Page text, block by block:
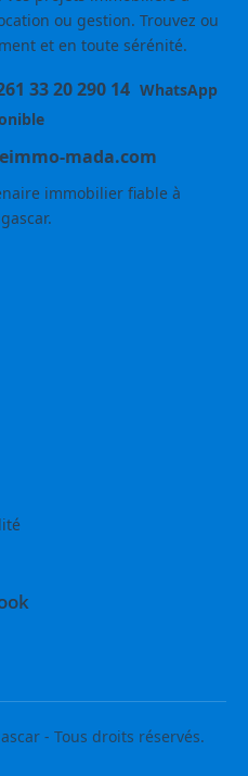
ou gestion. Trouvez ou
et en toute sérénité.
33 20 290 14 WhatsApp
mada.com
immobilier fiable à
- Tous droits réservés.